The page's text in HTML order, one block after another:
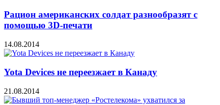
Рацион американских солдат разнообразят с
помощью 3D-печати
14.08.2014
Yota Devices не переезжает в Канаду
21.08.2014